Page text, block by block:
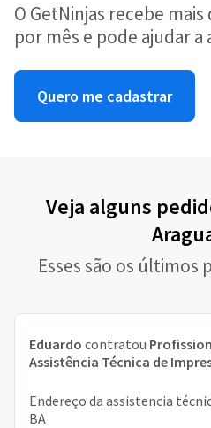
O GetNinjas recebe
por mês e pode ajudar
Quero me cadastrar
Veja alguns
Esses são os últimos
Eduardo contratou
Assistência Técnica de
Endereço da assistencia
BA